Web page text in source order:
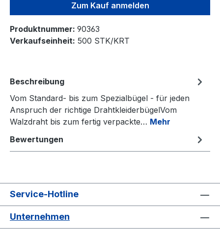
Zum Kauf anmelden
Produktnummer: 90363
Verkaufseinheit: 500 STK/KRT
Beschreibung
Vom Standard- bis zum Spezialbügel - für jeden
Anspruch der richtige DrahtkleiderbügelVom
Walzdraht bis zum fertig verpackte… Mehr
Bewertungen
Service-Hotline
Unternehmen